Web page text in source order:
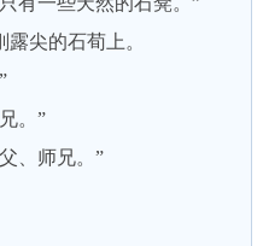
尖的石荀上。
。”
、师兄。”